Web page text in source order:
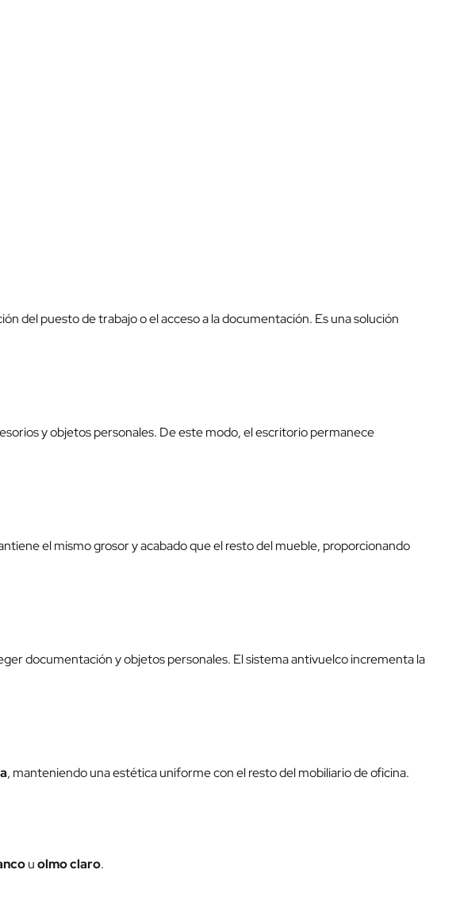
del puesto de trabajo o el acceso a la documentación. Es una solución
y objetos personales. De este modo, el escritorio permanece
el mismo grosor y acabado que el resto del mueble, proporcionando
documentación y objetos personales. El sistema antivuelco incrementa la
, manteniendo una estética uniforme con el resto del mobiliario de oficina.
uolmo claro.